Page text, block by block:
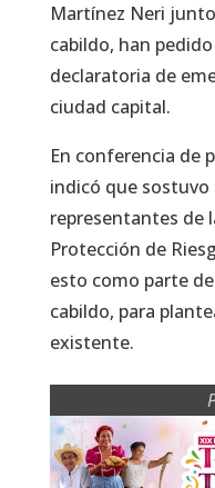
Martínez Neri
cabildo, han
declaratoria de
ciudad capital.
En conferencia de
indicó que
representantes de
Protección de
esto como parte
cabildo, para
existente.